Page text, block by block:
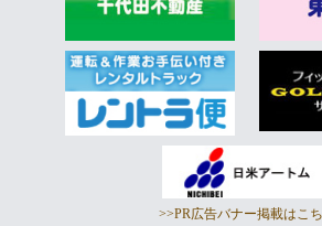
>>PR広告バナー掲載はこ